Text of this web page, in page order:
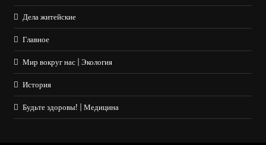
Дела житейские
Главное
Мир вокруг нас | Экология
История
Будьте здоровы! | Медицина